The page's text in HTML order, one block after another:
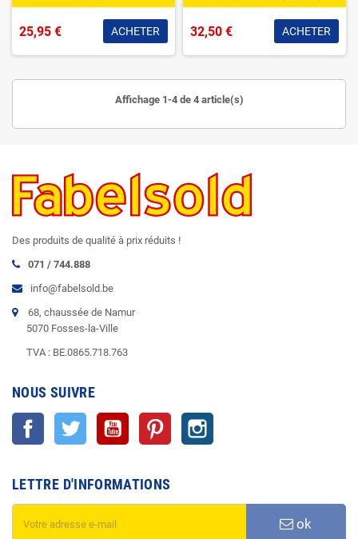
25,95 € ACHETER 32,50 € ACHETER
Affichage 1-4 de 4 article(s)
Des produits de qualité à prix réduits !
071 / 744.888
info@fabelsold.be
68, chaussée de Namur
5070 Fosses-la-Ville
TVA : BE.0865.718.763
NOUS SUIVRE
Facebook Twitter YouTube Pinterest
LETTRE D'INFORMATIONS
ok